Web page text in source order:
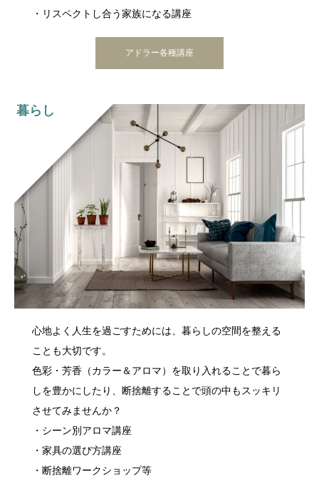
・リスペクトし合う家族になる講座
アドラー各種講座
暮らし
心地よく人生を過ごすためには、暮らしの空間を整える
ことも大切です。
色彩・芳香（カラー＆アロマ）を取り入れることで暮ら
しを豊かにしたり、断捨離することで頭の中もスッキリ
させてみませんか？
・シーン別アロマ講座
・家具の選び方講座
・断捨離ワークショップ等